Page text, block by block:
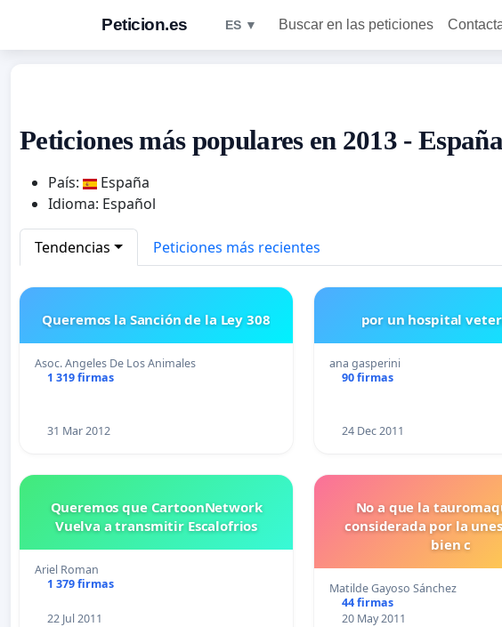
Peticion.es ES ▼ Buscar en las peticiones
Peticiones más populares en 2013 - España
País:
España
Idioma: Español
Tendencias Peticiones más recientes
Queremos la Sanción de la Ley 308
Asoc. Angeles De Los Animales
1 319 firmas
31 Mar 2012
por un hospital
ana gasperini
90 firmas
24 Dec 2011
Queremos que CartoonNetwork
Vuelva a transmitir Escalofrios
Ariel Roman
1 379 firmas
22 Jul 2011
No a que la
considerada por la
bien c
Matilde Gayoso Sánchez
44 firmas
20 May 2011